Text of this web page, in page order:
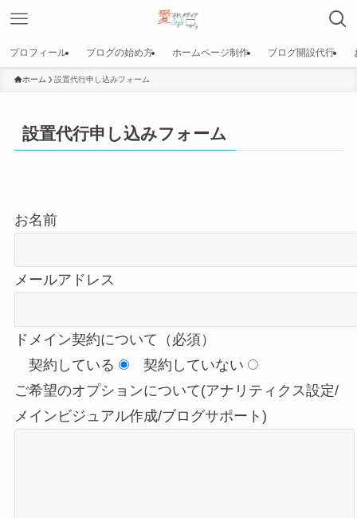
プロフィール ブログの始め方 ホームページ制作 ブログ開設代行
ホーム 設置代行申し込みフォーム
設置代行申し込みフォーム
お名前
メールアドレス
ドメイン契約について（必須）
契約している
契約していない
ご希望のオプションについて(アナリティクス設定/
メインビジュアル作成/ブログサポート)